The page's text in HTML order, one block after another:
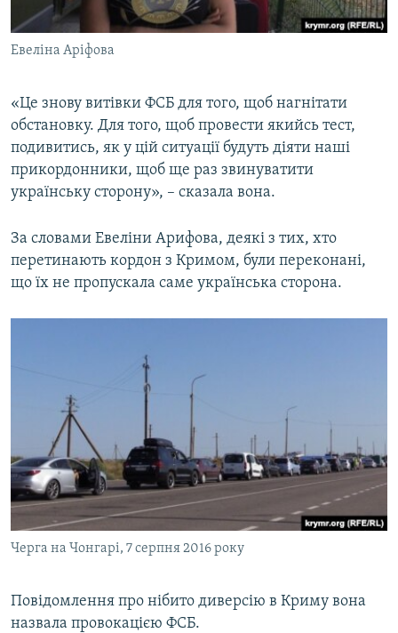
Евеліна Аріфова
«Це знову витівки ФСБ для того, щоб нагнітати
обстановку. Для того, щоб провести якийсь тест,
подивитись, як у цій ситуації будуть діяти наші
прикордонники, щоб ще раз звинуватити
українську сторону», – сказала вона.
За словами Евеліни Арифова, деякі з тих, хто
перетинають кордон з Кримом, були переконані,
що їх не пропускала саме українська сторона.
Черга на Чонгарі, 7 серпня 2016 року
Повідомлення про нібито диверсію в Криму вона
назвала провокацією ФСБ.